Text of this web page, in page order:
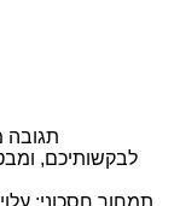
תגובה
לבקשותיכם,
תמחור חסכוני: